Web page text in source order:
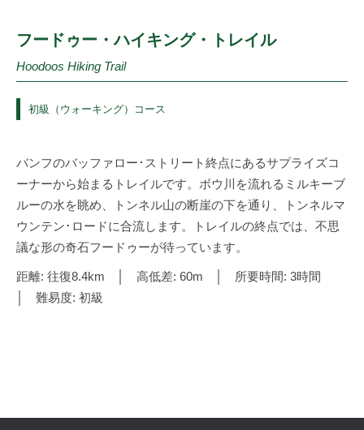
フードゥー・ハイキング・トレイル
Hoodoos Hiking Trail
初級（ウォーキング）コース
バンフのバッファロー･ストリート終点にあるサプライズコ
ーナーから始まるトレイルです。ボウ川を流れるミルキーブ
ルーの水を眺め、トンネル山の断崖の下を通り、トンネルマ
ウンテン･ロードに合流します。トレイルの終点では、不思
議な形の奇石フードゥーが待っています。
距離: 往復8.4km │ 高低差: 60m │ 所要時間: 3時間
│ 難易度: 初級